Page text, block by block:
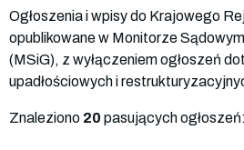
Ogłoszenia i wpisy do Krajowego
opublikowane w Monitorze
(MSiG), z wyłączeniem ogłoszeń
upadłościowych i
Znaleziono 20 pasujących ogłoszeń: